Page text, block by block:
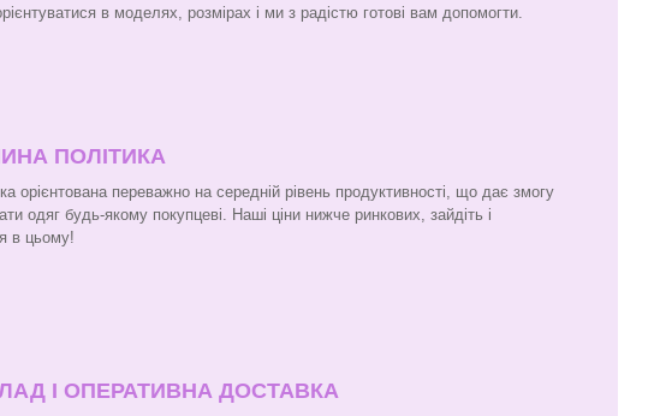
в моделях, розмірах і ми з радістю готові вам допомогти.
ПОЛІТИКА
орієнтована переважно на середній рівень продуктивності, що дає змогу
одяг будь-якому покупцеві. Наші ціни нижче ринкових, зайдіть і
в цьому!
І ОПЕРАТИВНА ДОСТАВКА